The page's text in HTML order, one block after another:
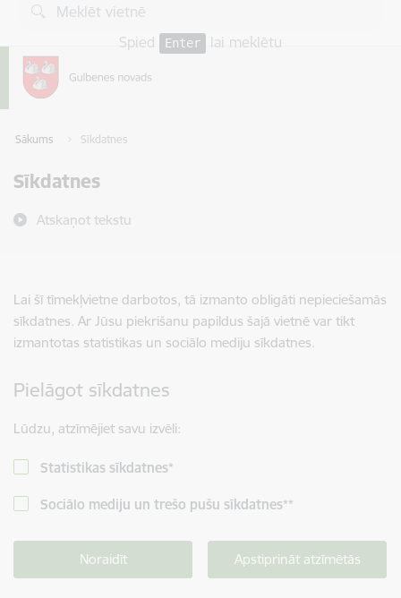
Pāriet uz lapas saturu
Spied
Enter lai meklētu
Sākums Sīkdatnes
Sīkdatnes
Atskaņot tekstu
Lai šī tīmekļvietne darbotos, tā izmanto obligāti nepieciešamās
sīkdatnes. Ar Jūsu piekrišanu papildus šajā vietnē var tikt
izmantotas statistikas un sociālo mediju sīkdatnes.
Pielāgot sīkdatnes
Lūdzu, atzīmējiet savu izvēli:
Statistikas sīkdatnes*
Sociālo mediju un trešo pušu sīkdatnes**
Noraidīt Apstiprināt atzīmētās